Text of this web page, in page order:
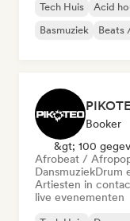
Tech Huis Acid
Basmuziek
Beats
Booker
&gt; 100
Afrobeat /
DansmuziekDrum
Artiesten in
live evenementen